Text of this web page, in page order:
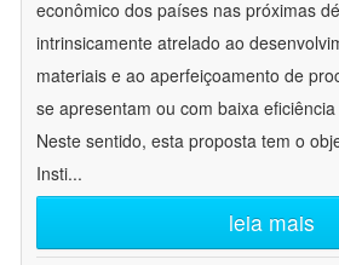
econômico dos países nas próximas
intrinsicamente atrelado ao
materiais e ao aperfeiçoamento de
se apresentam ou com baixa
Neste sentido, esta proposta tem o
Insti...
leia mais